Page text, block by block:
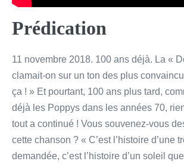
Prédication
11 novembre 2018. 100 ans déjà. La «
clamait-on sur un ton des plus
ça ! » Et pourtant, 100 ans plus tard,
déjà les Poppys dans les années 70,
tout a continué ! Vous souvenez-vous
cette chanson ? « C’est l’histoire d’une
demandée, c’est l’histoire d’un soleil